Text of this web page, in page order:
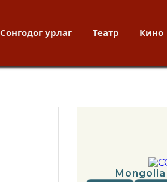
Сонгодог урлаг Театр Кино